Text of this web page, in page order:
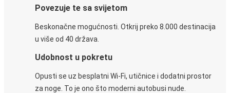
Povezuje te sa svijetom
Beskonačne mogućnosti. Otkrij preko 8.000 destinacija
u više od 40 država.
Udobnost u pokretu
Opusti se uz besplatni Wi-Fi, utičnice i dodatni prostor
za noge. To je ono što moderni autobusi nude.